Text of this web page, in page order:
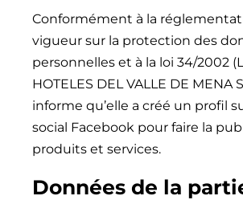
Conformément à la
vigueur sur la protection des
personnelles et à la loi 34/2002
HOTELES DEL VALLE DE MENA
informe qu’elle a créé un profil
social Facebook pour faire la
produits et services.
Données de la